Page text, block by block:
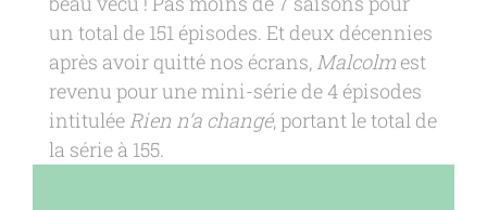
un total de 151 épisodes. Et deux décennies
après avoir quitté nos écrans, Malcolm est
revenu pour une mini-série de 4 épisodes
intitulée Rien n’a changé, portant le total de
la série à 155.